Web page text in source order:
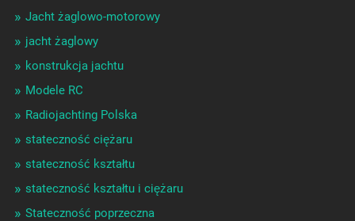
Jacht żaglowo-motorowy
jacht żaglowy
konstrukcja jachtu
Modele RC
Radiojachting Polska
stateczność ciężaru
stateczność kształtu
stateczność kształtu i ciężaru
Stateczność poprzeczna